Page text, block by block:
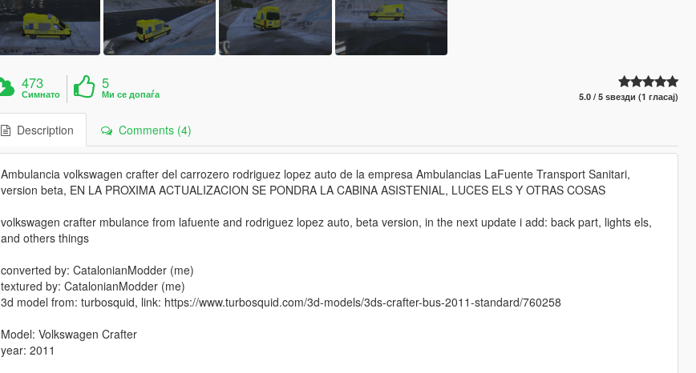
473
Симнато
5
Ми се допаѓа 5.0 / 5 ѕвезди (1 гласај)
Description Comments (4)
Ambulancia volkswagen crafter del carrozero rodriguez lopez auto de la empresa Ambulancias LaFuente Transport Sanitari,
version beta, EN LA PROXIMA ACTUALIZACION SE PONDRA LA CABINA ASISTENIAL, LUCES ELS Y OTRAS COSAS
volkswagen crafter mbulance from lafuente and rodriguez lopez auto, beta version, in the next update i add: back part, lights els,
and others things
converted by: CatalonianModder (me)
textured by: CatalonianModder (me)
3d model from: turbosquid, link: https://www.turbosquid.com/3d-models/3ds-crafter-bus-2011-standard/760258
Model: Volkswagen Crafter
year: 2011